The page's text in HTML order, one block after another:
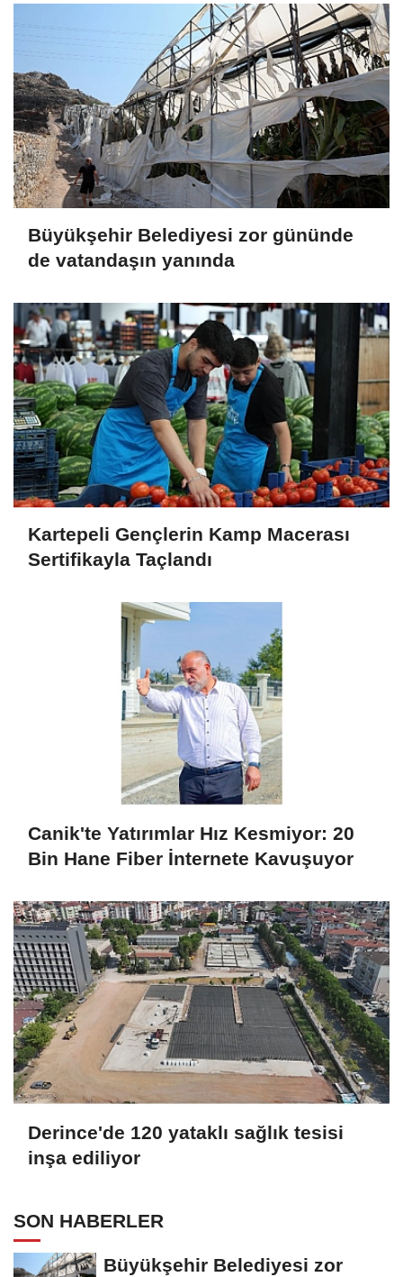
Büyükşehir Belediyesi zor gününde
de vatandaşın yanında
Kartepeli Gençlerin Kamp Macerası
Sertifikayla Taçlandı
Canik'te Yatırımlar Hız Kesmiyor: 20
Bin Hane Fiber İnternete Kavuşuyor
Derince'de 120 yataklı sağlık tesisi
inşa ediliyor
SON HABERLER
Büyükşehir Belediyesi zor